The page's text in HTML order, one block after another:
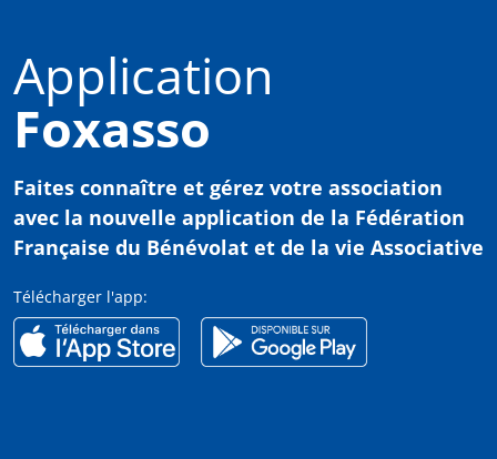
Application
Foxasso
Faites connaître et gérez votre association
avec la nouvelle application de la Fédération
Française du Bénévolat et de la vie Associative
Télécharger l'app: